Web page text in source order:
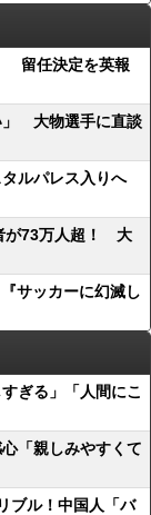
留任決定を英報
」 大物選手に直談
タルパレス入りへ
が73万人超！ 大
サッカーに幻滅し
ぎる」「人間にこ
「親しみやすくて
ブル！中国人「バ